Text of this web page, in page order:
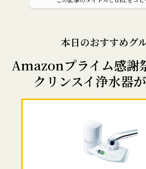
本日のおすすめグ
Amazonプライム感謝
クリンスイ浄水器